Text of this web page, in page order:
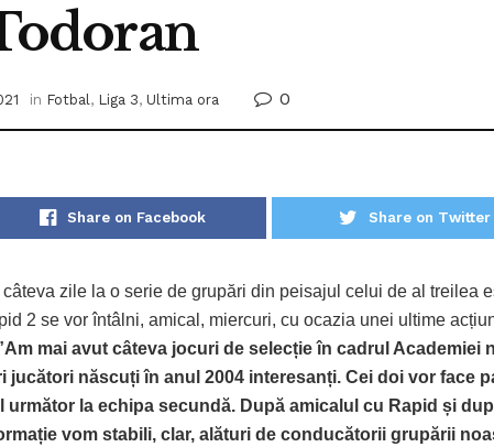
in Fotbal, Liga 3, Ultima ora 0
Share on Facebook Share on Twitter
zile la o serie de grupări din peisajul celui de al treilea
2 se vor întâlni, amical, miercuri, cu ocazia unei ultime
mai avut câteva jocuri de selecție în cadrul Academiei
jucători născuți în anul 2004 interesanți. Cei doi vor face
următor la echipa secundă. După amicalul cu Rapid și
vom stabili, clar, alături de conducătorii grupării